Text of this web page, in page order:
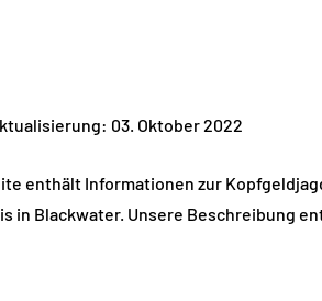
03. Oktober 2022
enthält Informationen zur
in Blackwater. Unsere Beschreibung